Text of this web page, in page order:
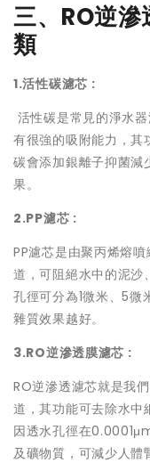
三、RO逆
類
1.活性碳濾芯 :
活性碳是常見的淨水
有很強的吸附能力，其
碳會添加銀離子抑菌減
果。
2.PP濾芯 :
PP濾芯是由聚丙烯熔
道，可阻絕水中的泥沙
孔徑可分為1微米、5微
雜質效果越好。
3.RO逆滲透膜濾芯 :
RO逆滲透濾芯就是我
道，其功能可去除水中
因透水孔徑在
及礦物質，可減少人體